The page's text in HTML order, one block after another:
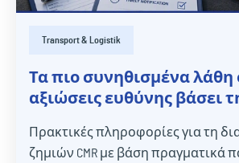
Transport & Logistik
Τα πιο συνηθισμένα λάθη
αξιώσεις ευθύνης βάσει
αποφύγετε
Πρακτικές πληροφορίες για τη
ζημιών CMR με βάση πραγματικά